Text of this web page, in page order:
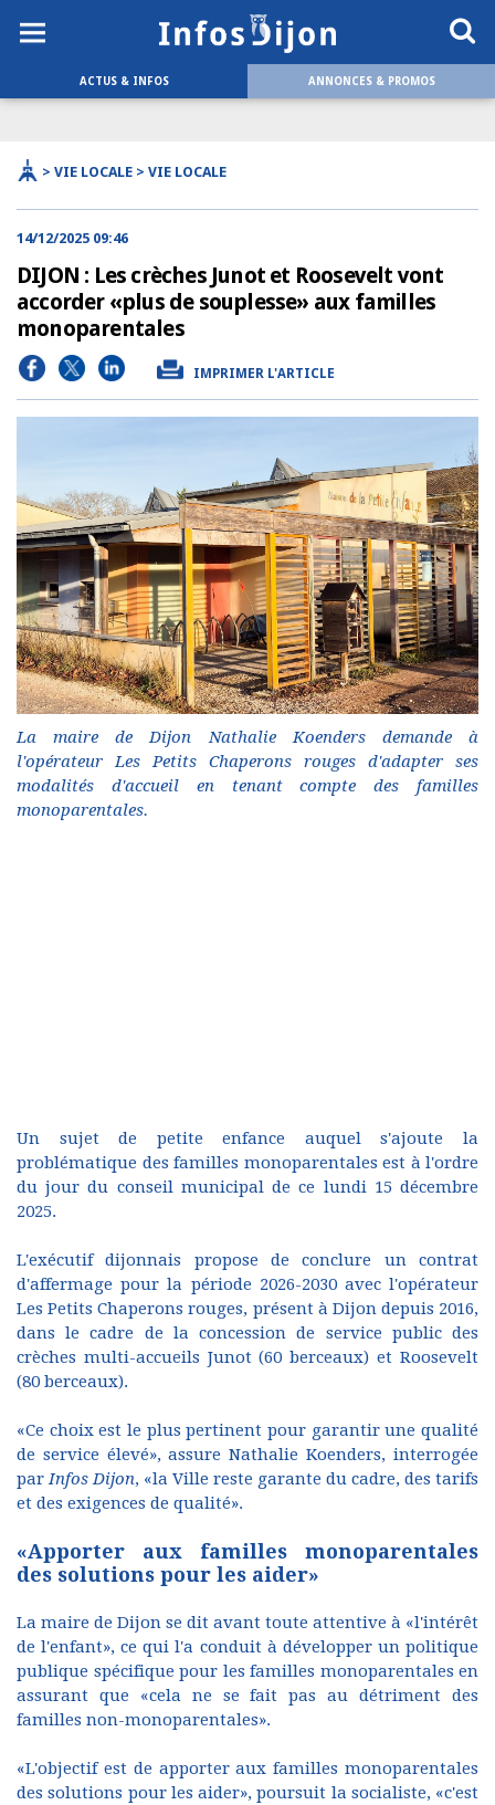
ACTUS & INFOS ANNONCES & PROMOS
> VIE LOCALE > VIE LOCALE
14/12/2025 09:46
DIJON : Les crèches Junot et Roosevelt vont
accorder «plus de souplesse» aux familles
monoparentales
IMPRIMER L'ARTICLE
La maire de Dijon Nathalie Koenders demande à
l'opérateur Les Petits Chaperons rouges d'adapter ses
modalités d'accueil en tenant compte des familles
monoparentales.
Un sujet de petite enfance auquel s'ajoute la
problématique des familles monoparentales est à l'ordre
du jour du conseil municipal de ce lundi 15 décembre
2025.
L'exécutif dijonnais propose de conclure un contrat
d'affermage pour la période 2026-2030 avec l'opérateur
Les Petits Chaperons rouges, présent à Dijon depuis 2016,
dans le cadre de la concession de service public des
crèches multi-accueils Junot (60 berceaux) et Roosevelt
(80 berceaux).
«Ce choix est le plus pertinent pour garantir une qualité
de service élevé», assure Nathalie Koenders, interrogée
parInfos Dijon, «la Ville reste garante du cadre, des tarifs
et des exigences de qualité».
«Apporter aux familles monoparentales
des solutions pour les aider»
La maire de Dijon se dit avant toute attentive à «l'intérêt
de l'enfant», ce qui l'a conduit à développer un politique
publique spécifique pour les familles monoparentales en
assurant que «cela ne se fait pas au détriment des
familles non-monoparentales».
«L'objectif est de apporter aux familles monoparentales
des solutions pour les aider», poursuit la socialiste, «c'est